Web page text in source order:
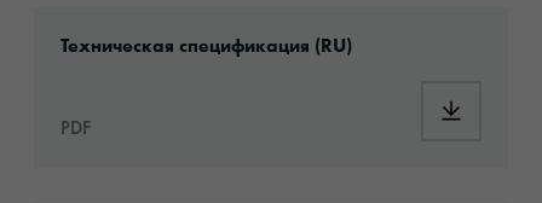
Техническая спецификация (RU)
PDF